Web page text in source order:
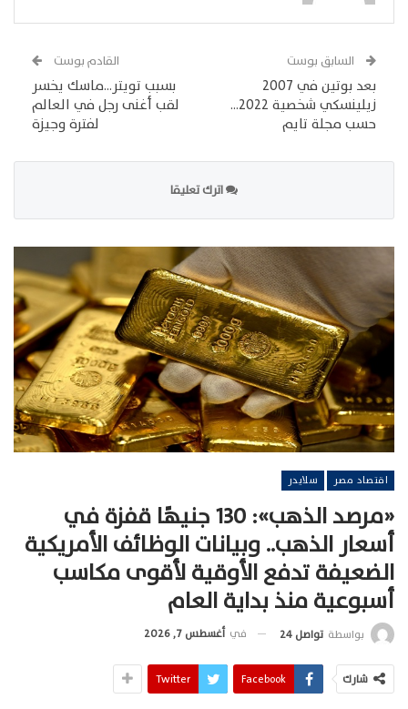
السابق بوست
بعد بوتين في 2007
زيلينسكي شخصية 2022…
حسب مجلة تايم
القادم بوست
بسبب تويتر…ماسك يخسر
لقب أغنى رجل في العالم
لفترة وجيزة
اترك تعليقا
اقتصاد مصر سلايدر
«مرصد الذهب»: 130 جنيهًا قفزة في
أسعار الذهب.. وبيانات الوظائف الأمريكية
الضعيفة تدفع الأوقية لأقوى مكاسب
أسبوعية منذ بداية العام
بواسطة تواصل 24 في أغسطس 7, 2026
شارك Facebook
Twitter